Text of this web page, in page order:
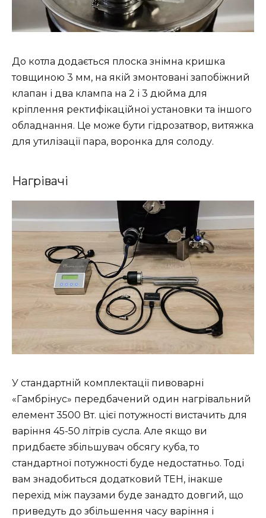
До котла додається плоска знімна кришка
товщиною 3 мм, на якій змонтовані запобіжний
клапан і два клампа на 2 і 3 дюйма для
кріплення ректифікаційної установки та іншого
обладнання. Це може бути гідрозатвор, витяжка
для утилізації пара, воронка для солоду.
Нагрівачі
У стандартній комплектації пивоварні
«Гамбрінус» передбачений один нагрівальний
елемент 3500 Вт. цієї потужності вистачить для
варіння 45-50 літрів сусла. Але якщо ви
придбаєте збільшувач обсягу куба, то
стандартної потужності буде недостатньо. Тоді
вам знадобиться додатковий ТЕН, інакше
перехід між паузами буде занадто довгий, що
приведуть до збільшення часу варіння і